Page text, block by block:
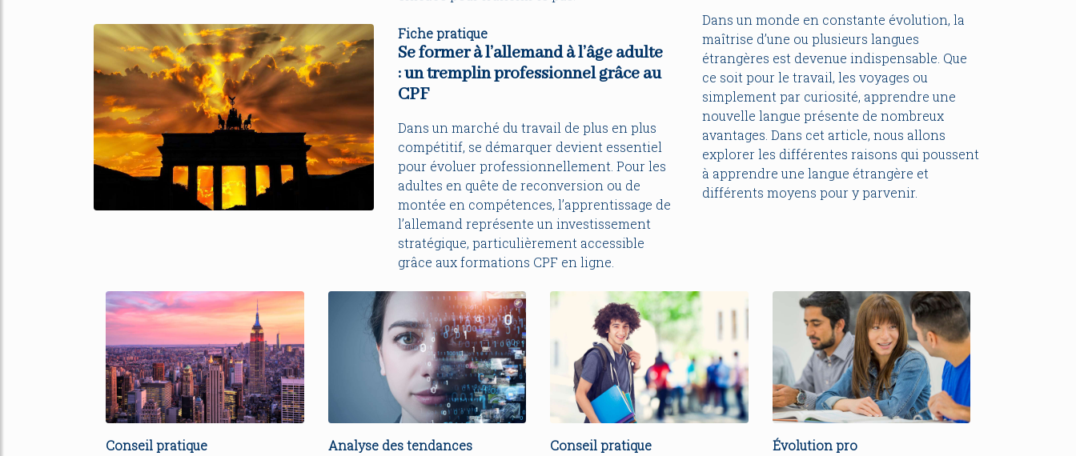
Fiche pratique
Se former à l’allemand à l’âge adulte
: un tremplin professionnel grâce au
CPF
Dans un marché du travail de plus en plus
compétitif, se démarquer devient essentiel
pour évoluer professionnellement. Pour les
adultes en quête de reconversion ou de
montée en compétences, l’apprentissage de
l’allemand représente un investissement
stratégique, particulièrement accessible
grâce aux formations CPF en ligne.
Dans un monde en constante évolution, la
maîtrise d’une ou plusieurs langues
étrangères est devenue indispensable. Que
ce soit pour le travail, les voyages ou
simplement par curiosité, apprendre une
nouvelle langue présente de nombreux
avantages. Dans cet article, nous allons
explorer les différentes raisons qui poussent
à apprendre une langue étrangère et
différents moyens pour y parvenir.
Conseil pratique Analyse des tendances Conseil pratique Évolution pro